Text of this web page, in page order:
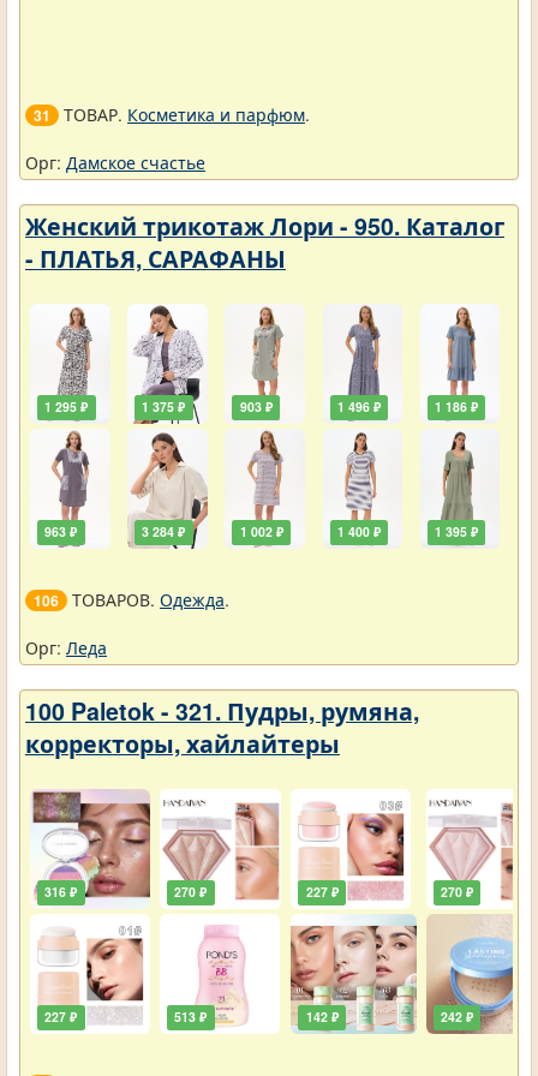
31 ТОВАР. Косметика и парфюм.
Орг: Дамское счастье
Женский трикотаж Лори - 950. Каталог
- ПЛАТЬЯ, САРАФАНЫ
1 295 ₽
963 ₽
1 375 ₽
3 284 ₽
903 ₽
1 002 ₽
1 496 ₽
1 400 ₽
1 186 ₽
1 395 ₽
106 ТОВАРОВ. Одежда.
Орг: Леда
100 Paletok - 321. Пудры, румяна,
корректоры, хайлайтеры
316 ₽
227 ₽
270 ₽
513 ₽
227 ₽
142 ₽
270 ₽
242 ₽